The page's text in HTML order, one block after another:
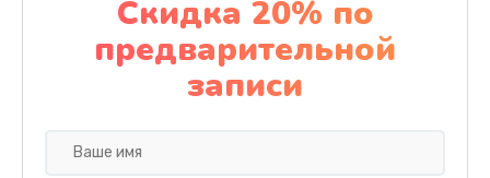
Скидка 20% по
предварительной
записи